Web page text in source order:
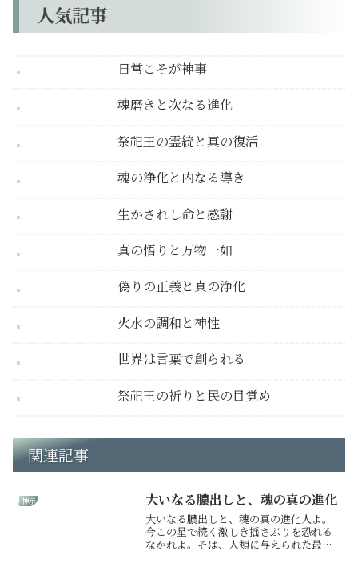
人気記事
日常こそが神事
魂磨きと次なる進化
祭祀王の霊統と真の復活
魂の浄化と内なる導き
生かされし命と感謝
真の悟りと万物一如
偽りの正義と真の浄化
火水の調和と神性
世界は言葉で創られる
祭祀王の祈りと民の目覚め
関連記事
神示 大いなる膿出しと、魂の真の進化
大いなる膿出しと、魂の真の進化人よ。
今この星で続く激しき揺さぶりを恐れる
なかれよ。そは、人類に与えられた最後